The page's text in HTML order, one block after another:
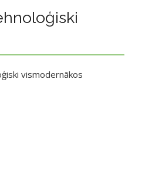
vismodernākos